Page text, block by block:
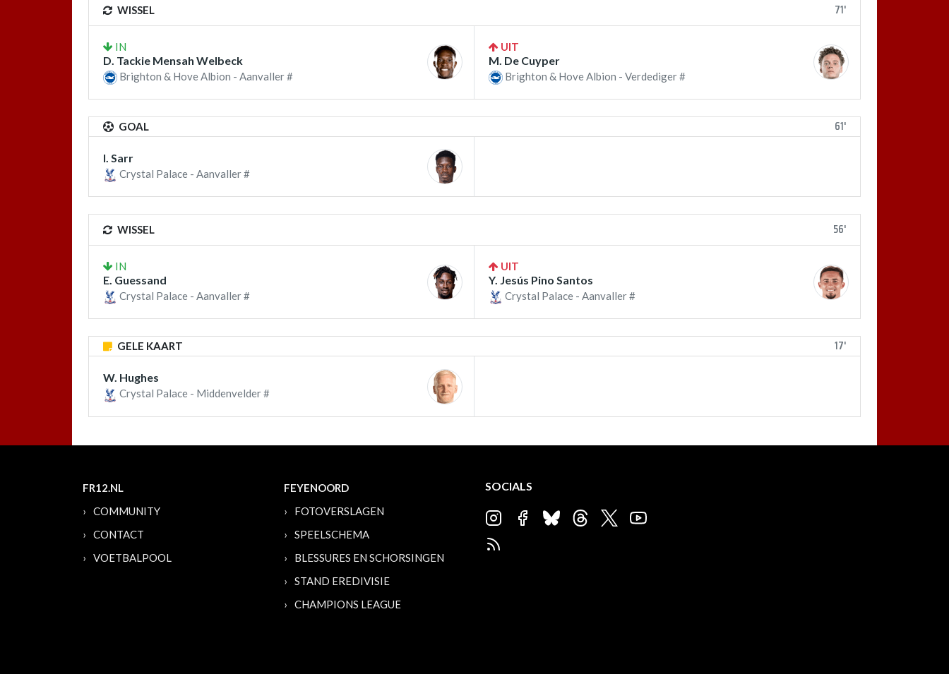
WISSEL 71'
IN
D. Tackie Mensah Welbeck
Brighton & Hove Albion - Aanvaller #
UIT
M. De Cuyper
Brighton & Hove Albion - Verdediger #
GOAL 61'
I. Sarr
Crystal Palace - Aanvaller #
WISSEL 56'
IN
E. Guessand
Crystal Palace - Aanvaller #
UIT
Y. Jesús Pino Santos
Crystal Palace - Aanvaller #
GELE KAART 17'
W. Hughes
Crystal Palace - Middenvelder #
FR12.NL
COMMUNITY
CONTACT
VOETBALPOOL
FEYENOORD
FOTOVERSLAGEN
SPEELSCHEMA
BLESSURES EN SCHORSINGEN
STAND EREDIVISIE
CHAMPIONS LEAGUE
SOCIALS